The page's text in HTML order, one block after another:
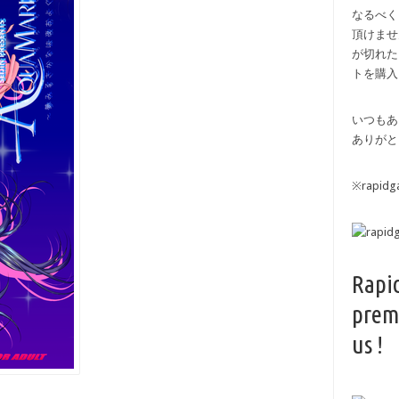
なるべ
頂けま
が切れ
トを購
いつも
ありが
us !